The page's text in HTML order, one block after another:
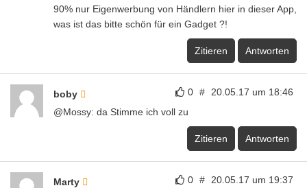
90% nur Eigenwerbung von Händlern hier in dieser App,
was ist das bitte schön für ein Gadget ?!
Zitieren Antworten
0 # 20.05.17 um 18:46
boby
@Mossy: da Stimme ich voll zu
Zitieren Antworten
0 # 20.05.17 um 19:37
Marty